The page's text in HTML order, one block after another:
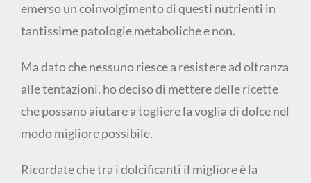
emerso un coinvolgimento di questi nutrienti in
tantissime patologie metaboliche e non.
Ma dato che nessuno riesce a resistere ad oltranza
alle tentazioni, ho deciso di mettere delle ricette
che possano aiutare a togliere la voglia di dolce nel
modo migliore possibile.
Ricordate che tra i dolcificanti il migliore è la